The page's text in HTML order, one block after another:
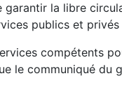
la libre
publics et
compétents
le communiqué du